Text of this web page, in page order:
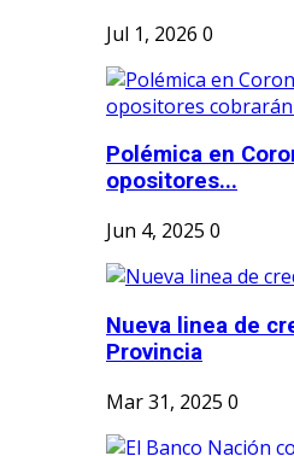
Jul 1, 2026 0
Polémica en
opositores...
Jun 4, 2025 0
Nueva linea de
Provincia
Mar 31, 2025 0